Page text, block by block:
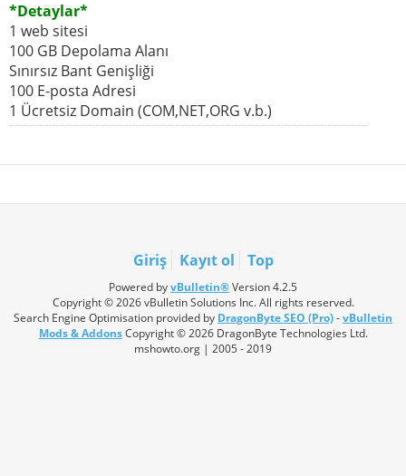
*Detaylar*
1 web sitesi
100 GB Depolama Alanı
Sınırsız Bant Genişliği
100 E-posta Adresi
1 Ücretsiz Domain (COM,NET,ORG v.b.)
Giriş Kayıt ol Top
Powered byvBulletin®Version 4.2.5
Copyright © 2026 vBulletin Solutions Inc. All rights reserved.
Search Engine Optimisation provided by DragonByte SEO (Pro)-vBulletin
Mods & AddonsCopyright © 2026 DragonByte Technologies Ltd.
mshowto.org | 2005 - 2019